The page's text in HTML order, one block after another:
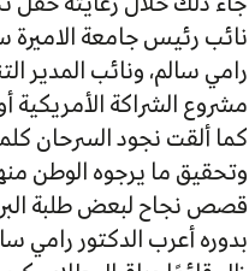
نائب رئيس جامعة الاميرة
رامي سالم، ونائب المدير
مشروع الشراكة الأمريكية
كما ألقت نجود السرحان
وتحقيق ما يرجوه الوطن
قصص نجاح لبعض طلبة
بدوره أعرب الدكتور رامي